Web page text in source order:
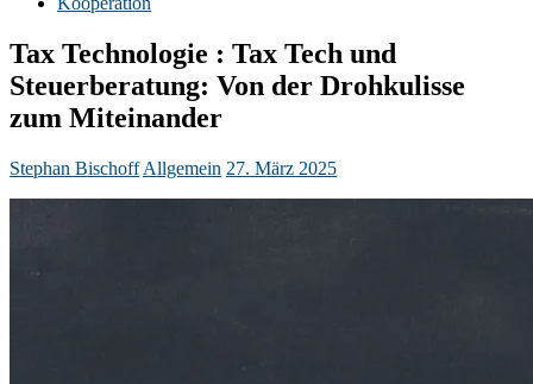
Tax Technologie : Tax Tech und
Steuerberatung: Von der Drohkulisse
zum Miteinander
Stephan Bischoff Allgemein 27. März 2025